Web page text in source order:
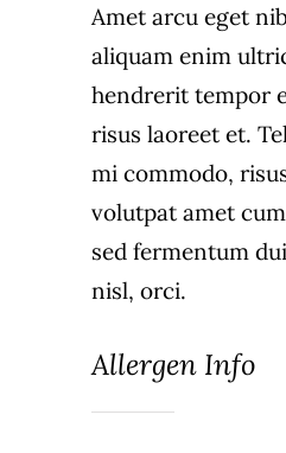
Amet arcu eget
aliquam enim
hendrerit tempor
risus laoreet et.
mi commodo,
volutpat amet
sed fermentum
nisl, orci.
Allergen Info